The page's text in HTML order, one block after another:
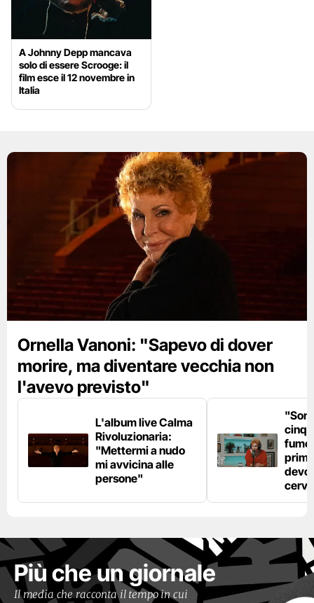
A Johnny Depp mancava
solo di essere Scrooge: il
film esce il 12 novembre in
Italia
Ornella Vanoni: "Sapevo di dover
morire, ma diventare vecchia non
l'avevo previsto"
L'album live Calma
Rivoluzionaria:
"Mettermi a nudo
mi avvicina alle
persone"
fumo
devo
Più che un giornale
Il media che racconta il tempo in cui